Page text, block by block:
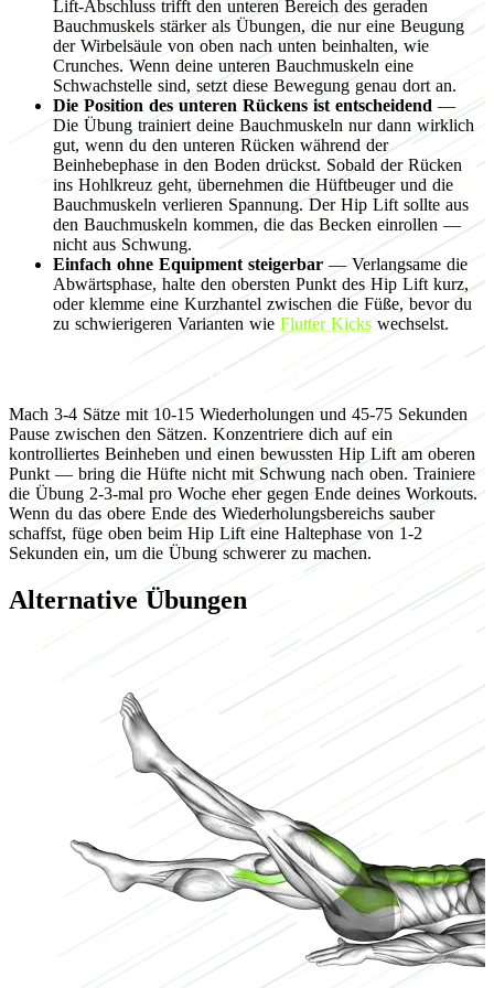
Lift-Abschluss trifft den unteren Bereich des geraden
Bauchmuskels stärker als Übungen, die nur eine Beugung
der Wirbelsäule von oben nach unten beinhalten, wie
Crunches. Wenn deine unteren Bauchmuskeln eine
Schwachstelle sind, setzt diese Bewegung genau dort an.
Die Position des unteren Rückens ist entscheidend —
Die Übung trainiert deine Bauchmuskeln nur dann wirklich
gut, wenn du den unteren Rücken während der
Beinhebephase in den Boden drückst. Sobald der Rücken
ins Hohlkreuz geht, übernehmen die Hüftbeuger und die
Bauchmuskeln verlieren Spannung. Der Hip Lift sollte aus
den Bauchmuskeln kommen, die das Becken einrollen —
nicht aus Schwung.
Einfach ohne Equipment steigerbar — Verlangsame die
Abwärtsphase, halte den obersten Punkt des Hip Lift kurz,
oder klemme eine Kurzhantel zwischen die Füße, bevor du
zu schwierigeren Varianten wie Flutter Kicks wechselst.
Mach 3-4 Sätze mit 10-15 Wiederholungen und 45-75 Sekunden
Pause zwischen den Sätzen. Konzentriere dich auf ein
kontrolliertes Beinheben und einen bewussten Hip Lift am oberen
Punkt — bring die Hüfte nicht mit Schwung nach oben. Trainiere
die Übung 2-3-mal pro Woche eher gegen Ende deines Workouts.
Wenn du das obere Ende des Wiederholungsbereichs sauber
schaffst, füge oben beim Hip Lift eine Haltephase von 1-2
Sekunden ein, um die Übung schwerer zu machen.
Alternative Übungen